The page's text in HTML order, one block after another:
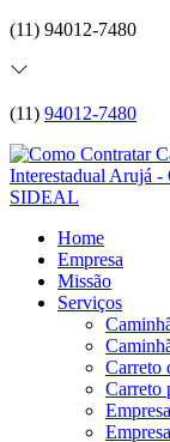
(11) 94012-7480
(11) 94012-7480
Home
Empresa
Missão
Serviços
Carreto
Carreto